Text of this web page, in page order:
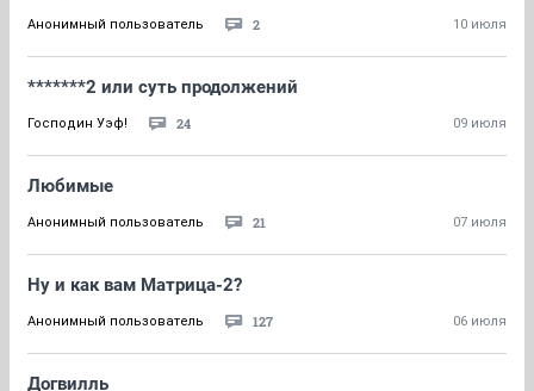
Анонимный пользователь 2 10 июля
*******2 или суть продолжений
Господин Уэф! 24 09 июля
Любимые
Анонимный пользователь 21 07 июля
Ну и как вам Матрица-2?
Анонимный пользователь 127 06 июля
Догвилль